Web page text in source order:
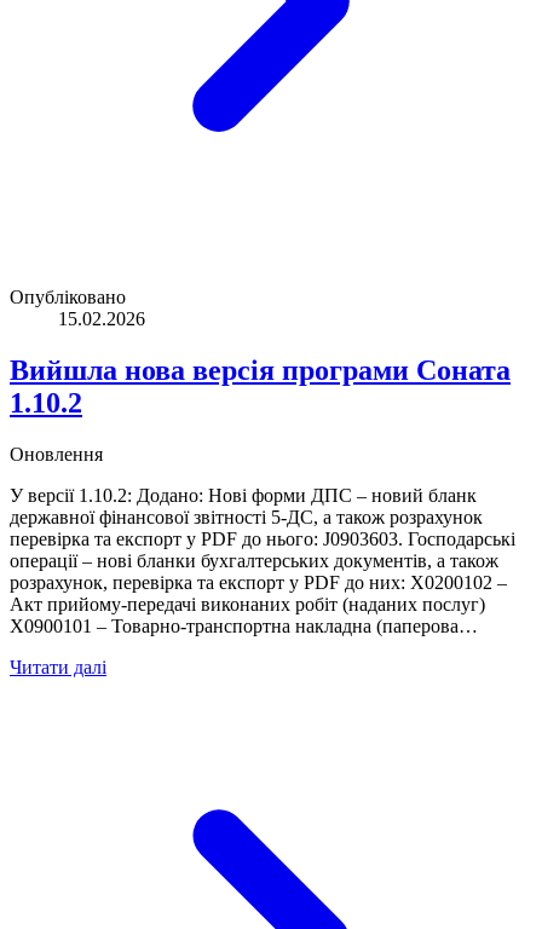
Опубліковано
15.02.2026
Вийшла нова версія програми Соната
1.10.2
Оновлення
У версії 1.10.2: Додано: Нові форми ДПС – новий бланк
державної фінансової звітності 5-ДС, а також розрахунок
перевірка та експорт у PDF до нього: J0903603. Господарські
операції – нові бланки бухгалтерських документів, а також
розрахунок, перевірка та експорт у PDF до них: X0200102 –
Акт прийому-передачі виконаних робіт (наданих послуг)
X0900101 – Товарно-транспортна накладна (паперова…
Читати далі